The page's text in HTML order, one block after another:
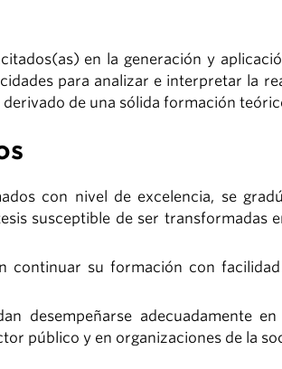
en la generación y
para analizar e interpretar la
de una sólida formación
con nivel de excelencia, se
susceptible de ser transformadas
continuar su formación con
desempeñarse adecuadamente
público y en organizaciones de la